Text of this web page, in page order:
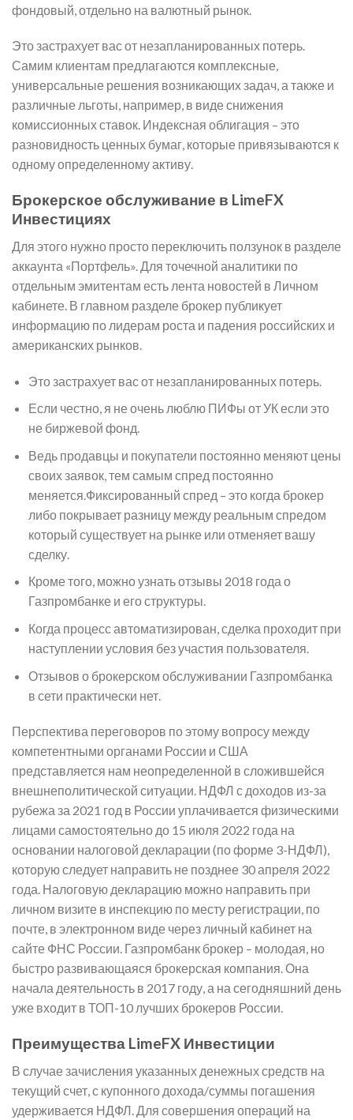
фондовый, отдельно на валютный рынок.
Это застрахует вас от незапланированных потерь.
Самим клиентам предлагаются комплексные,
универсальные решения возникающих задач, а также и
различные льготы, например, в виде снижения
комиссионных ставок. Индексная облигация – это
разновидность ценных бумаг, которые привязываются к
одному определенному активу.
Брокерское обслуживание в LimeFX
Инвестициях
Для этого нужно просто переключить ползунок в разделе
аккаунта «Портфель». Для точечной аналитики по
отдельным эмитентам есть лента новостей в Личном
кабинете. В главном разделе брокер публикует
информацию по лидерам роста и падения российских и
американских рынков.
Это застрахует вас от незапланированных потерь.
Если честно, я не очень люблю ПИФы от УК если это
не биржевой фонд.
Ведь продавцы и покупатели постоянно меняют цены
своих заявок, тем самым спред постоянно
меняется.Фиксированный спред – это когда брокер
либо покрывает разницу между реальным спредом
который существует на рынке или отменяет вашу
сделку.
Кроме того, можно узнать отзывы 2018 года о
Газпромбанке и его структуры.
Когда процесс автоматизирован, сделка проходит при
наступлении условия без участия пользователя.
Отзывов о брокерском обслуживании Газпромбанка
в сети практически нет.
Перспектива переговоров по этому вопросу между
компетентными органами России и США
представляется нам неопределенной в сложившейся
внешнеполитической ситуации. НДФЛ с доходов из-за
рубежа за 2021 год в России уплачивается физическими
лицами самостоятельно до 15 июля 2022 года на
основании налоговой декларации (по форме 3-НДФЛ),
которую следует направить не позднее 30 апреля 2022
года. Налоговую декларацию можно направить при
личном визите в инспекцию по месту регистрации, по
почте, в электронном виде через личный кабинет на
сайте ФНС России. Газпромбанк брокер – молодая, но
быстро развивающаяся брокерская компания. Она
начала деятельность в 2017 году, а на сегодняшний день
уже входит в ТОП-10 лучших брокеров России.
Преимущества LimeFX Инвестиции
В случае зачисления указанных денежных средств на
текущий счет, с купонного дохода/суммы погашения
удерживается НДФЛ. Для совершения операций на